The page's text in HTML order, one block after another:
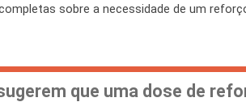
sobre a necessidade de um
que uma dose de